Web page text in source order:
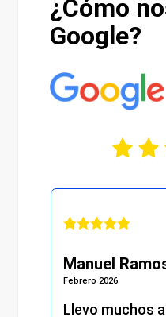
¿Cómo
Google?
Manuel
Febrero 2026
Llevo muchos